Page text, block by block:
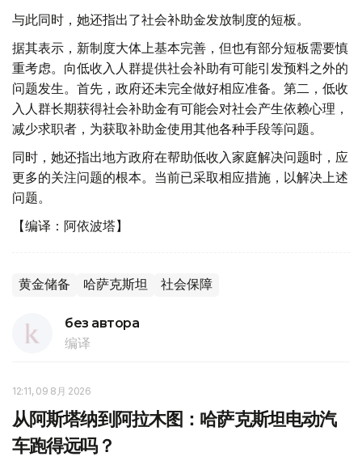
与此同时，她还指出了社会补助金发放制度的短板。
据其表示，新制度大体上基本完善，但也有部分短板需要慎
重考虑。向低收入人群提供社会补助有可能引发预料之外的
问题发生。首先，政府还未完全做好相应准备。第二，低收
入人群长期获得社会补助金有可能会对社会产生依赖心理，
减少求职者，为获取补助金使用其他各种手段等问题。
同时，她还指出地方政府在帮助低收入家庭解决问题时，应
更多的关注问题的根本。当前已采取相应措施，以解决上述
问题。
【编译：阿依波塔】
黄金储备 哈萨克斯坦 社会保障
без автора
编译
12:11, 09 8月 2026
从阿斯塔纳到阿拉木图：哈萨克斯坦电动汽
车跑得远吗？